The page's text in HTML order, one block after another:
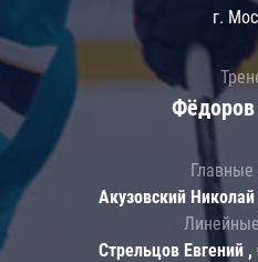
г.
Фёдоров
Главные
Акузовский
Стрельцов Евгений